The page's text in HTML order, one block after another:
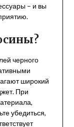
– и вы
черного
широкий
При
убедиться,